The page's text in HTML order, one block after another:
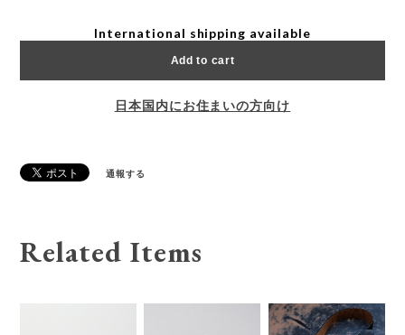
International shipping available
Add to cart
日本国内にお住まいの方向け
通報する
Related Items